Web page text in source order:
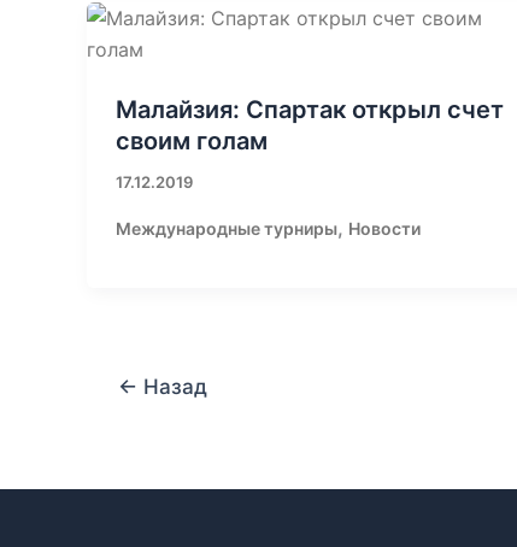
Малайзия: Спартак открыл счет
своим голам
17.12.2019
Международные турниры, Новости
← Назад